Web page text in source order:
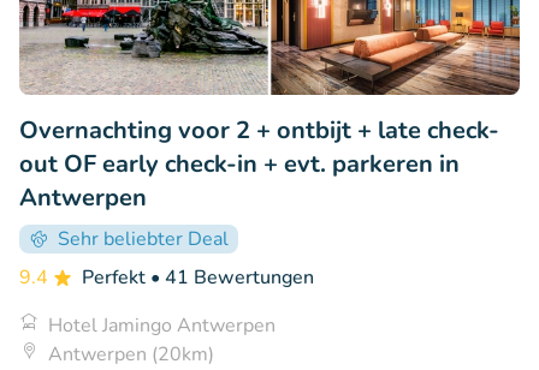
Overnachting voor 2 + ontbijt + late check-
out OF early check-in + evt. parkeren in
Antwerpen
Sehr beliebter Deal
9.4
Perfekt • 41 Bewertungen
Hotel Jamingo Antwerpen
Antwerpen (20km)